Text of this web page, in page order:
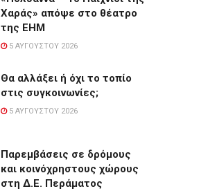
Χαράς» απόψε στο θέατρο
της ΕΗΜ
5 ΑΥΓΟΎΣΤΟΥ 2026
Θα αλλάξει ή όχι το τοπίο
στις συγκοινωνίες;
5 ΑΥΓΟΎΣΤΟΥ 2026
Παρεμβάσεις σε δρόμους
και κοινόχρηστους χώρους
στη Δ.Ε. Περάματος